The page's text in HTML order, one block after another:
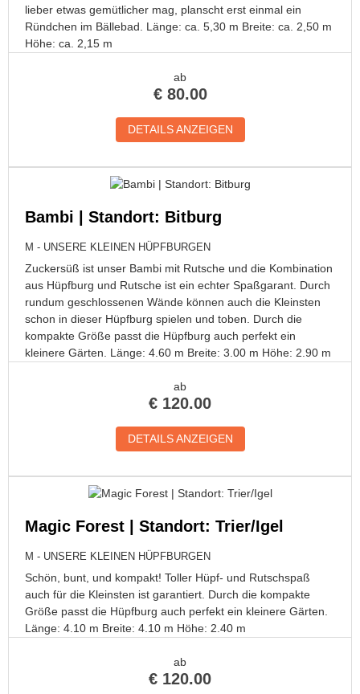
lieber etwas gemütlicher mag, planscht erst einmal ein
Ründchen im Bällebad. Länge: ca. 5,30 m Breite: ca. 2,50 m
Höhe: ca. 2,15 m
ab
€ 80.00
DETAILS ANZEIGEN
Bambi | Standort: Bitburg
M - UNSERE KLEINEN HÜPFBURGEN
Zuckersüß ist unser Bambi mit Rutsche und die Kombination
aus Hüpfburg und Rutsche ist ein echter Spaßgarant. Durch
rundum geschlossenen Wände können auch die Kleinsten
schon in dieser Hüpfburg spielen und toben. Durch die
kompakte Größe passt die Hüpfburg auch perfekt ein
kleinere Gärten. Länge: 4.60 m Breite: 3.00 m Höhe: 2.90 m
ab
€ 120.00
DETAILS ANZEIGEN
Magic Forest | Standort: Trier/Igel
M - UNSERE KLEINEN HÜPFBURGEN
Schön, bunt, und kompakt! Toller Hüpf- und Rutschspaß
auch für die Kleinsten ist garantiert. Durch die kompakte
Größe passt die Hüpfburg auch perfekt ein kleinere Gärten.
Länge: 4.10 m Breite: 4.10 m Höhe: 2.40 m
ab
€ 120.00